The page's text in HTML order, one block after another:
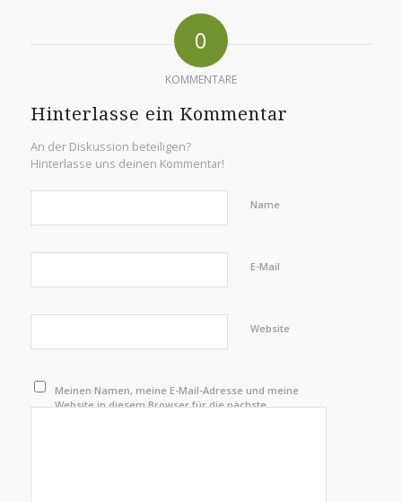
0
KOMMENTARE
Hinterlasse ein Kommentar
An der Diskussion beteiligen?
Hinterlasse uns deinen Kommentar!
Name
E-Mail
Website
Meinen Namen, meine E-Mail-Adresse und meine
Website in diesem Browser für die nächste